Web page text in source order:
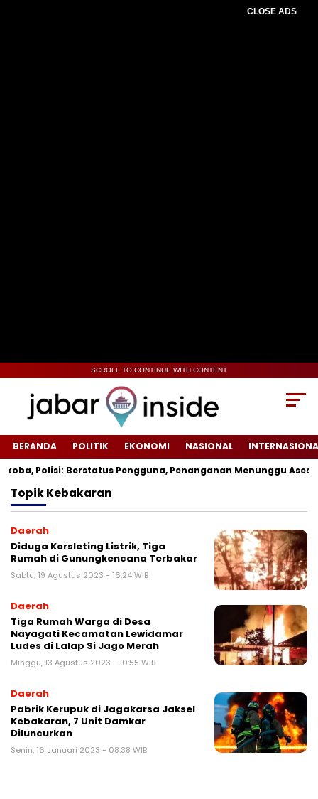
CLOSE ADS
SCROLL TO CONTINUE WITH CONTENT
BERANDA POLITIK EKONOMI NASIONAL
Polisi: Berstatus Pengguna, Penanganan Menunggu
TopikKebakaran
Daerah
Diduga Korsleting Listrik, Tiga
Rumah di Gunungkencana Terbakar
Sabtu, 19 Agustus 2023 - 16:24 WIB
Daerah
Tiga Rumah Warga di Desa
Nayagati Kecamatan Lewidamar
Ludes di Lalap Si Jago Merah
Minggu, 13 Agustus 2023 - 10:55 WIB
Daerah
Pabrik Kerupuk di Jagakarsa Jaksel
Kebakaran, 7 Unit Damkar
Diluncurkan
Senin, 16 Januari 2023 - 08:38 WIB